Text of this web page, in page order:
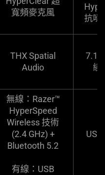
寬頻麥克風
抗噪
THX Spatial
Audio
7.1
繞
無線：Razer™
HyperSpeed
Wireless 技術
(2.4 GHz) +
Bluetooth 5.2
有線：USB
USB